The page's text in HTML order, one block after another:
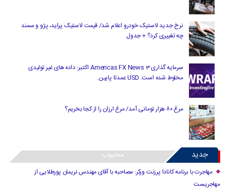
نرخ جدید لاستیک خودرو اعلام شد/ قیمت لاستیک پراید، پژو و سمند
چه تغییری کرد؟ + جدول
سرمایه گذاری Americas FX News 3 اکتبر: داده های غیر تولیدی
مخلوط شده است. USD عمدتا پایین.
مرغ ۸۰ هزار تومانی آمد/ مرغ ارزان را از کجا بخریم؟
جدید محبوب
مهاجرت با برنامه کانادا پرزنت ورکر: مصاحبه با آقای مهندس نریمان پورطلایی از
مهاجریست